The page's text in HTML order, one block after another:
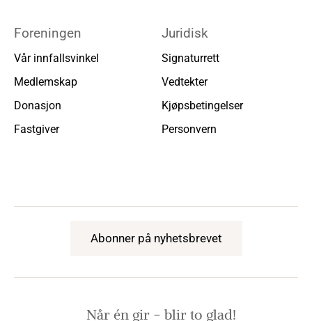
Foreningen
Vår innfallsvinkel
Medlemskap
Donasjon
Fastgiver
Juridisk
Signaturrett
Vedtekter
Kjøpsbetingelser
Personvern
Abonner på nyhetsbrevet
Når én gir − blir to glad!